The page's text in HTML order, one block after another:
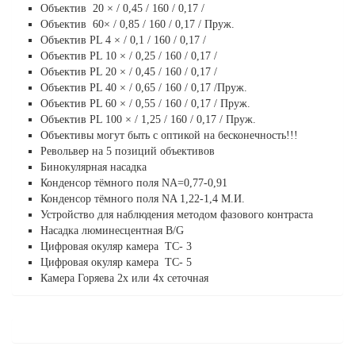
Объектив 20 × / 0,45 / 160 / 0,17 /
Объектив 60× / 0,85 / 160 / 0,17 / Пруж.
Объектив PL 4 × / 0,1 / 160 / 0,17 /
Объектив PL 10 × / 0,25 / 160 / 0,17 /
Объектив PL 20 × / 0,45 / 160 / 0,17 /
Объектив PL 40 × / 0,65 / 160 / 0,17 /Пруж.
Объектив PL 60 × / 0,55 / 160 / 0,17 / Пруж.
Объектив PL 100 × / 1,25 / 160 / 0,17 / Пруж.
Объективы могут быть с оптикой на бесконечность!!!
Револьвер на 5 позиций объективов
Бинокулярная насадка
Конденсор тёмного поля NА=0,77-0,91
Конденсор тёмного поля NA 1,22-1,4 М.И.
Устройство для наблюдения методом фазового контраста
Насадка люминесцентная B/G
Цифровая окуляр камера ТС- 3
Цифровая окуляр камера ТС- 5
Камера Горяева 2х или 4х сеточная